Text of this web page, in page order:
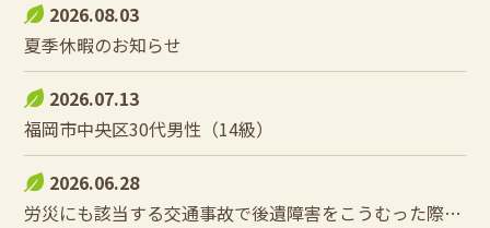
2026.08.03
夏季休暇のお知らせ
2026.07.13
福岡市中央区30代男性（14級）
2026.06.28
労災にも該当する交通事故で後遺障害をこうむった際の控除調整とは？